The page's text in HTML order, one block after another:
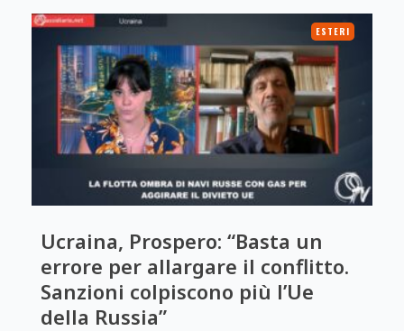
ESTERI
Ucraina, Prospero: “Basta un
errore per allargare il conflitto.
Sanzioni colpiscono più l’Ue
della Russia”